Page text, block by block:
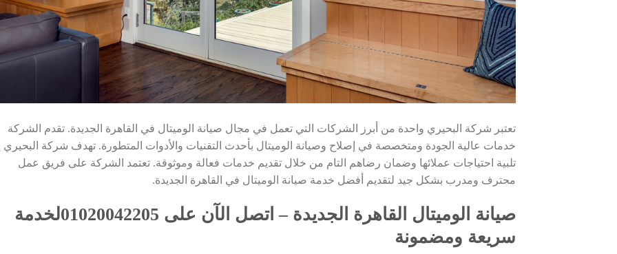
تعتبر شركة البحيري واحدة من أبرز الشركات التي تعمل في مجال صيانة الوميتال في القاهرة الجديدة. تقدم الشركة
خدمات عالية الجودة ومتخصصة في إصلاح وصيانة الوميتال بأحدث التقنيات والأدوات المتطورة. تهدف شركة البحيري
تلبية احتياجات عملائها وضمان رضاهم التام من خلال تقديم خدمات فعالة وموثوقة. تعتمد الشركة على فريق عمل
محترف ومدرب بشكل جيد لتقديم أفضل خدمة صيانة الوميتال في القاهرة الجديدة.
صيانة الوميتال القاهرة الجديدة – اتصل الآن على 01020042205لخدمة
سريعة ومضمونة